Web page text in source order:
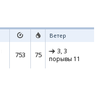
Ветер
753 75 З, 3
порывы 11